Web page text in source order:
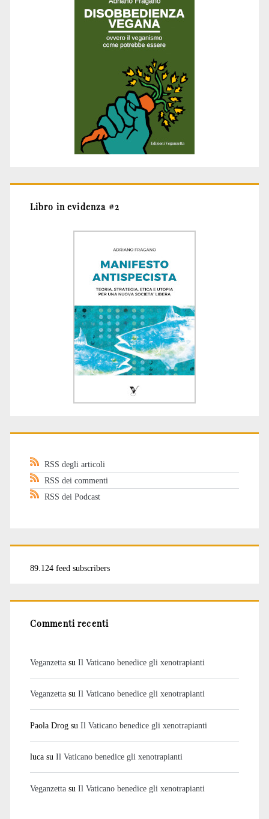
Libro in evidenza #2
RSS degli articoli
RSS dei commenti
RSS dei Podcast
89.124 feed subscribers
Commenti recenti
Veganzettasu Il Vaticano benedice gli xenotrapianti
Veganzettasu Il Vaticano benedice gli xenotrapianti
Paola Drogsu Il Vaticano benedice gli xenotrapianti
lucasu Il Vaticano benedice gli xenotrapianti
Veganzettasu Il Vaticano benedice gli xenotrapianti